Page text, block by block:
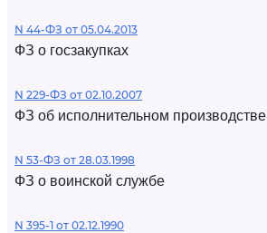
N 44-ФЗ от 05.04.2013
ФЗ о госзакупках
N 229-ФЗ от 02.10.2007
ФЗ об исполнительном производстве
N 53-ФЗ от 28.03.1998
ФЗ о воинской службе
N 395-1 от 02.12.1990